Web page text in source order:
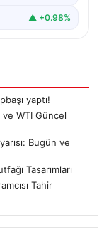
▲ +0.98%
yaptı!
WTI Güncel
Bugün ve
Tasarımları
Tahir